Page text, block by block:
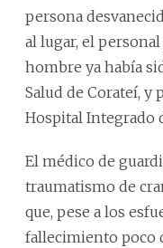
persona
al lugar, el
hombre ya había
Salud de Corateí,
Hospital Integrado
El médico de
traumatismo de
que, pese a los
fallecimiento poco